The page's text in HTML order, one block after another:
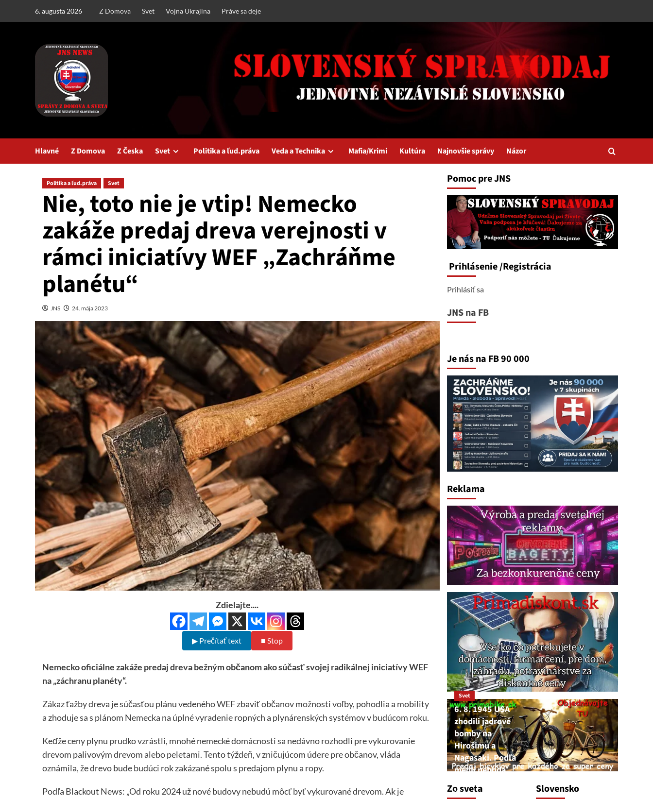
6. augusta 2026 Z Domova Svet Vojna Ukrajina Práve sa deje
Hlavné Z Domova Z Česka Svet Politika a ľud.práva Veda a Technika Mafia/Krimi Kultúra Najnovšie správy Názor
Politika a ľud.práva Svet
Nie, toto nie je vtip! Nemecko
zakáže predaj dreva verejnosti v
rámci iniciatívy WEF „Zachráňme
planétu“
JNS 24. mája 2023
Zdielajte....
▶ Prečítať text ■ Stop
Nemecko oficiálne zakáže predaj dreva bežným občanom ako súčasť svojej radikálnej iniciatívy WEF
na „záchranu planéty“.
Zákaz ťažby dreva je súčasťou plánu vedeného WEF zbaviť občanov možnosti voľby, pohodlia a mobility
a zhoduje sa s plánom Nemecka na úplné vyradenie ropných a plynárenských systémov v budúcom roku.
Keďže ceny plynu prudko vzrástli, mnohé nemecké domácnosti sa nedávno rozhodli pre vykurovanie
drevom palivovým drevom alebo peletami. Tento týždeň, v zničujúcom údere pre občanov, vláda
oznámila, že drevo bude budúci rok zakázané spolu s predajom plynu a ropy.
Podľa Blackout News: „Od roku 2024 už nové budovy nebudú môcť byť vykurované drevom. Ak je
Pomoc pre JNS
Prihlásenie/Registrácia
Prihlásiť sa
JNS na FB
Je nás na FB 90 000
Reklama
Zo sveta
Svet
6. 8. 1945 USA
zhodili jadrové
bomby na
Hirošimu a
Nagasaki. Podľa
médií nehoda
6. augusta 2026
Slovensko